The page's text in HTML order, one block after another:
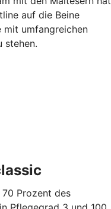
auf die Beine
mit umfangreichen
stehen.
Prozent des